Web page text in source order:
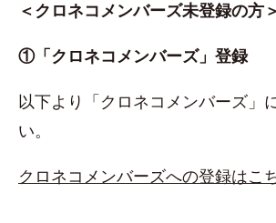
＜クロネコメンバーズ未登録の方
①「クロネコメンバーズ」登録
以下より「クロネコメンバーズ」
い。
クロネコメンバーズへの登録はこ